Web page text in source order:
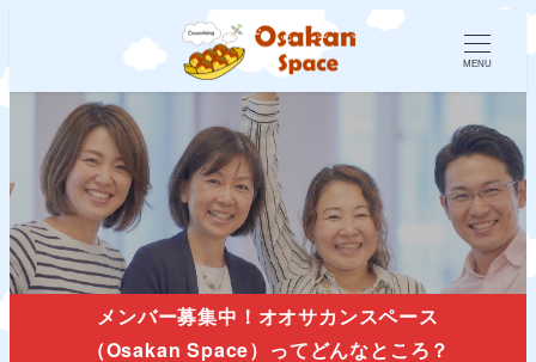
MENU
スタッフブログ
メンバー募集中！オオサカンスペース
（Osakan Space）ってどんなところ？